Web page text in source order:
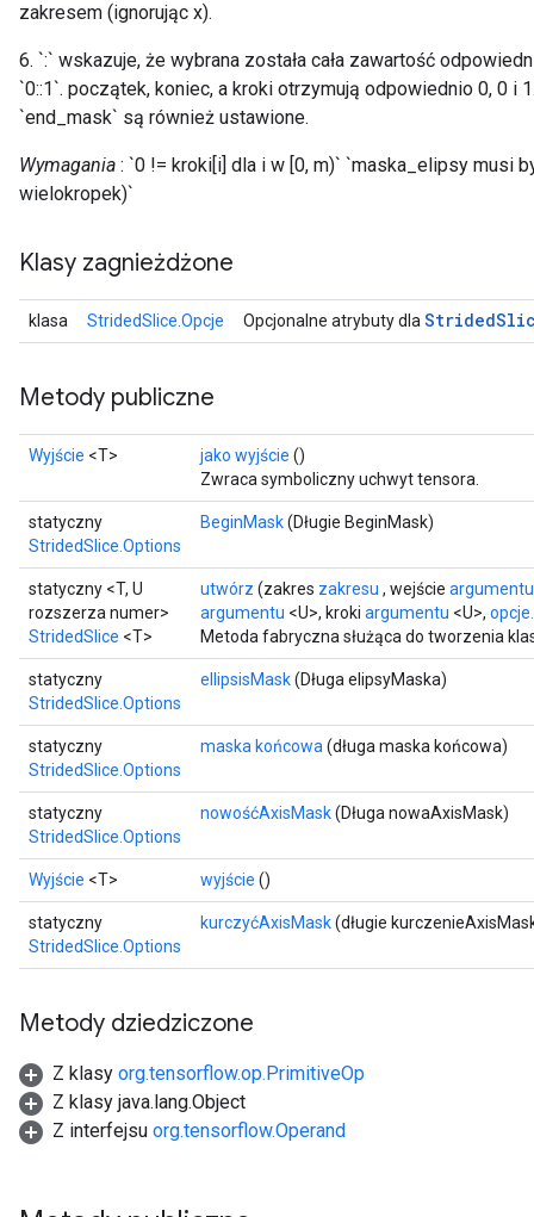
zakresem (ignorując x).
6. `:` wskazuje, że wybrana została cała zawartość
`0::1`. początek, koniec, a kroki otrzymują odpowiednio 0, 0 i
`end_mask` są również ustawione.
Wymagania : `0 != kroki[i] dla i w [0, m)` `maska_elipsy musi
wielokropek)`
Klasy zagnieżdżone
klasa StridedSlice.Opcje Opcjonalne atrybuty dla Strided
Metody publiczne
Wyjście <T> jako wyjście ()
Zwraca symboliczny uchwyt tensora.
statyczny
StridedSlice.Options
BeginMask(Długie BeginMask)
statyczny <T, U
rozszerza numer>
StridedSlice <T>
utwórz (zakres zakresu , wejście argumentu
argumentu <U>, kroki argumentu <U>,
Metoda fabryczna służąca do tworzenia
statyczny
StridedSlice.Options
ellipsisMask(Długa elipsyMaska)
statyczny
StridedSlice.Options
maska ​​końcowa (długa maska ​​końcowa)
statyczny
StridedSlice.Options
nowośćAxisMask(Długa nowaAxisMask)
Wyjście <T> wyjście ()
statyczny
StridedSlice.Options
kurczyćAxisMask(długie
Metody dziedziczone
Z klasy org.tensorflow.op.PrimitiveOp
Z klasy java.lang.Object
Z interfejsu org.tensorflow.Operand